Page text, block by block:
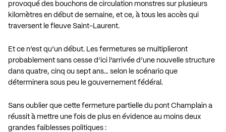
provoqué des bouchons de circulation monstres sur plusieurs
kilomètres en début de semaine, et ce, à tous les accès qui
traversent le fleuve Saint-Laurent.
Et ce n’est qu’un début. Les fermetures se multiplieront
probablement sans cesse d’ici l’arrivée d’une nouvelle structure
dans quatre, cinq ou sept ans… selon le scénario que
déterminera sous peu le gouvernement fédéral.
Sans oublier que cette fermeture partielle du pont Champlain a
réussit à mettre une fois de plus en évidence au moins deux
grandes faiblesses politiques :